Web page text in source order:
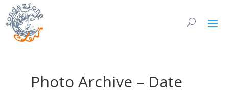
Photo Archive – Date